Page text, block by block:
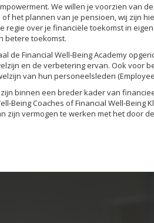
We willen je voorzien van
het plannen van je pensioen, wij zijn
regie over je financiële toekomst in
betere toekomst.
de Financial Well-Being Academy
en de verbetering ervan. Ook voor
van hun personeelsleden (Employee
binnen een breder kader van
Being Coaches of Financial Well-
zijn vermogen te werken met het door